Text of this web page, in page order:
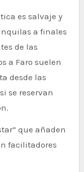
es salvaje y
a finales
de las
a Faro suelen
desde las
se reservan
que añaden
facilitadores